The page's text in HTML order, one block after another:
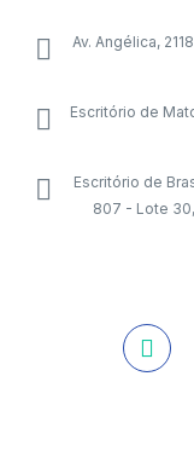
Av. Angélica,
Escritório de
Escritório de
807 - Lote